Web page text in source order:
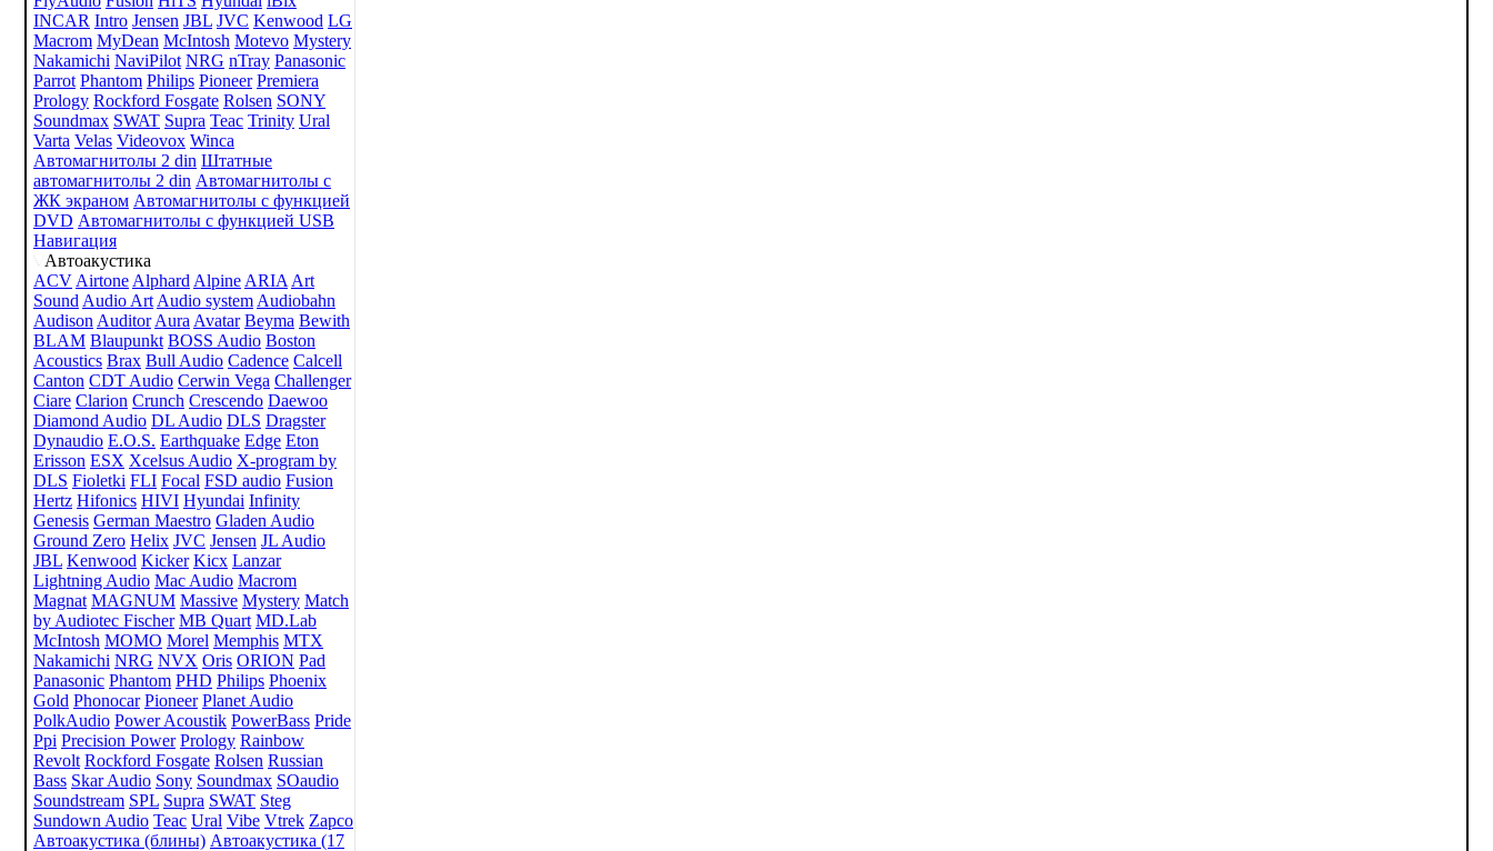
INCAR Intro Jensen JBL JVC Kenwood LG
Macrom MyDean McIntosh Motevo Mystery
Nakamichi NaviPilot NRG nTray Panasonic
Parrot Phantom Philips Pioneer Premiera
Prology Rockford Fosgate Rolsen SONY
Soundmax SWAT Supra Teac Trinity Ural
Varta Velas Videovox Winca
Автомагнитолы 2 din Штатные
автомагнитолы 2 din Автомагнитолы с
ЖК экраном Автомагнитолы с функцией
DVD Автомагнитолы с функцией USB
Навигация
Автоакустика
ACV Airtone Alphard Alpine ARIA Art
Sound Audio Art Audio system Audiobahn
Audison Auditor Aura Avatar Beyma Bewith
BLAM Blaupunkt BOSS Audio Boston
Acoustics Brax Bull Audio Cadence Calcell
Canton CDT Audio Cerwin Vega Challenger
Ciare Clarion Crunch Crescendo Daewoo
Diamond Audio DL Audio DLS Dragster
Dynaudio E.O.S. Earthquake Edge Eton
Erisson ESX Xcelsus Audio X-program by
DLS Fioletki FLI Focal FSD audio Fusion
Hertz Hifonics HIVI Hyundai Infinity
Genesis German Maestro Gladen Audio
Ground Zero Helix JVC Jensen JL Audio
JBL Kenwood Kicker Kicx Lanzar
Lightning Audio Mac Audio Macrom
Magnat MAGNUM Massive Mystery Match
by Audiotec Fischer MB Quart MD.Lab
McIntosh MOMO Morel Memphis MTX
Nakamichi NRG NVX Oris ORION Pad
Panasonic Phantom PHD Philips Phoenix
Gold Phonocar Pioneer Planet Audio
PolkAudio Power Acoustik PowerBass Pride
Ppi Precision Power Prology Rainbow
Revolt Rockford Fosgate Rolsen Russian
Bass Skar Audio Sony Soundmax SOaudio
Soundstream SPL Supra SWAT Steg
Sundown Audio Teac Ural Vibe Vtrek Zapco
Автоакустика (блины) Автоакустика (17